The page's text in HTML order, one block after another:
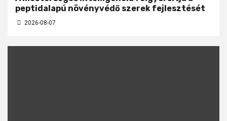
peptidalapú növényvédő szerek fejlesztését
2026-08-07